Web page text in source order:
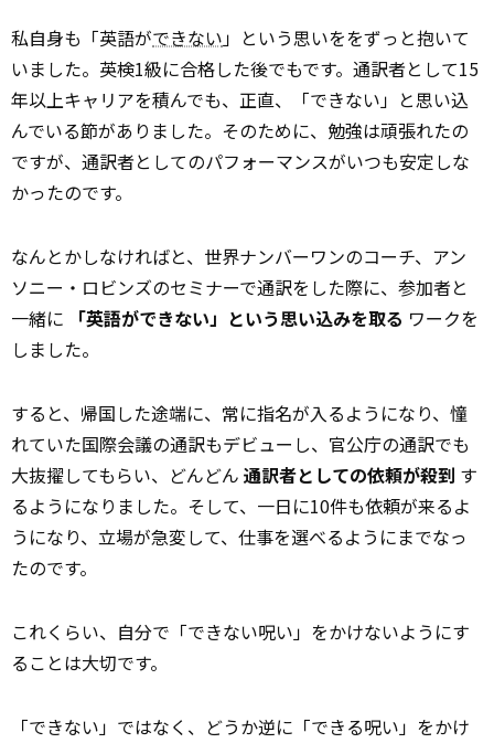
私自身も「英語ができない」という思いををずっと抱いて
いました。英検1級に合格した後でもです。通訳者として15
年以上キャリアを積んでも、正直、「できない」と思い込
んでいる節がありました。そのために、勉強は頑張れたの
ですが、通訳者としてのパフォーマンスがいつも安定しな
かったのです。
なんとかしなければと、世界ナンバーワンのコーチ、アン
ソニー・ロビンズのセミナーで通訳をした際に、参加者と
一緒に
「英語ができない」という思い込みを取る ワークを
しました。
すると、帰国した途端に、常に指名が入るようになり、憧
れていた国際会議の通訳もデビューし、官公庁の通訳でも
大抜擢してもらい、どんどん 通訳者としての依頼が殺到 す
るようになりました。そして、一日に10件も依頼が来るよ
うになり、立場が急変して、仕事を選べるようにまでなっ
たのです。
これくらい、自分で「できない呪い」をかけないようにす
ることは大切です。
「できない」ではなく、どうか逆に「できる呪い」をかけ